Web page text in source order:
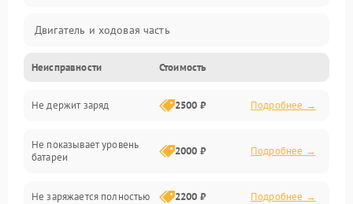
Двигатель и ходовая часть
Тормоза и безопасность
Подвеска и колеса
Электроника и управление
Неисправности Стоимость
Не держит заряд 2500 ₽ Подробнее →
Не показывает уровень
батареи
2000 ₽ Подробнее →
Не заряжается полностью 2200 ₽ Подробнее →